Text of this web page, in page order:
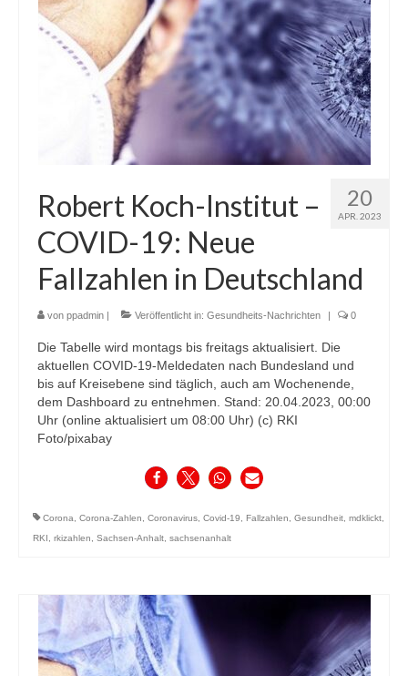
20
APR. 2023
Robert Koch-Institut –
COVID-19: Neue
Fallzahlen in Deutschland
von ppadmin Veröffentlicht in: Gesundheits-Nachrichten 0
Die Tabelle wird montags bis freitags aktualisiert. Die
aktuellen COVID-19-Meldedaten nach Bundesland und
bis auf Kreisebene sind täglich, auch am Wochenende,
dem Dashboard zu entnehmen. Stand: 20.04.2023, 00:00
Uhr (online aktualisiert um 08:00 Uhr) (c) RKI
Foto/pixabay
Corona, Corona-Zahlen, Coronavirus, Covid-19, Fallzahlen, Gesundheit, mdklickt,
RKI , rkizahlen, Sachsen-Anhalt, sachsenanhalt